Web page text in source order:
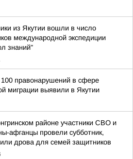
из Якутии вошли в число
международной экспедиции
знаний"
правонарушений в сфере
миграции выявили в Якутии
районе участники СВО и
афганцы провели субботник,
дрова для семей защитников